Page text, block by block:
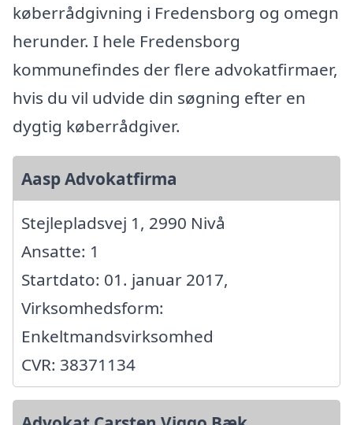
køberrådgivning i Fredensborg og omegn
herunder. I hele Fredensborg
kommunefindes der flere advokatfirmaer,
hvis du vil udvide din søgning efter en
dygtig køberrådgiver.
Aasp Advokatfirma
Stejlepladsvej 1, 2990 Nivå
Ansatte: 1
Startdato: 01. januar 2017,
Virksomhedsform:
Enkeltmandsvirksomhed
CVR: 38371134